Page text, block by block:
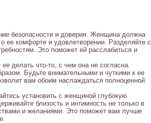
безопасности и доверия. Женщина должна
о ее комфорте и удовлетворении. Разделяйте с
Это поможет ей расслабиться и
делать что-то, с чем она не согласна.
Будьте внимательными и чуткими к ее
вам обоим наслаждаться полноценной
установить с женщиной глубокую
близость и интимность не только в
и желаниями. Это поможет вам лучше